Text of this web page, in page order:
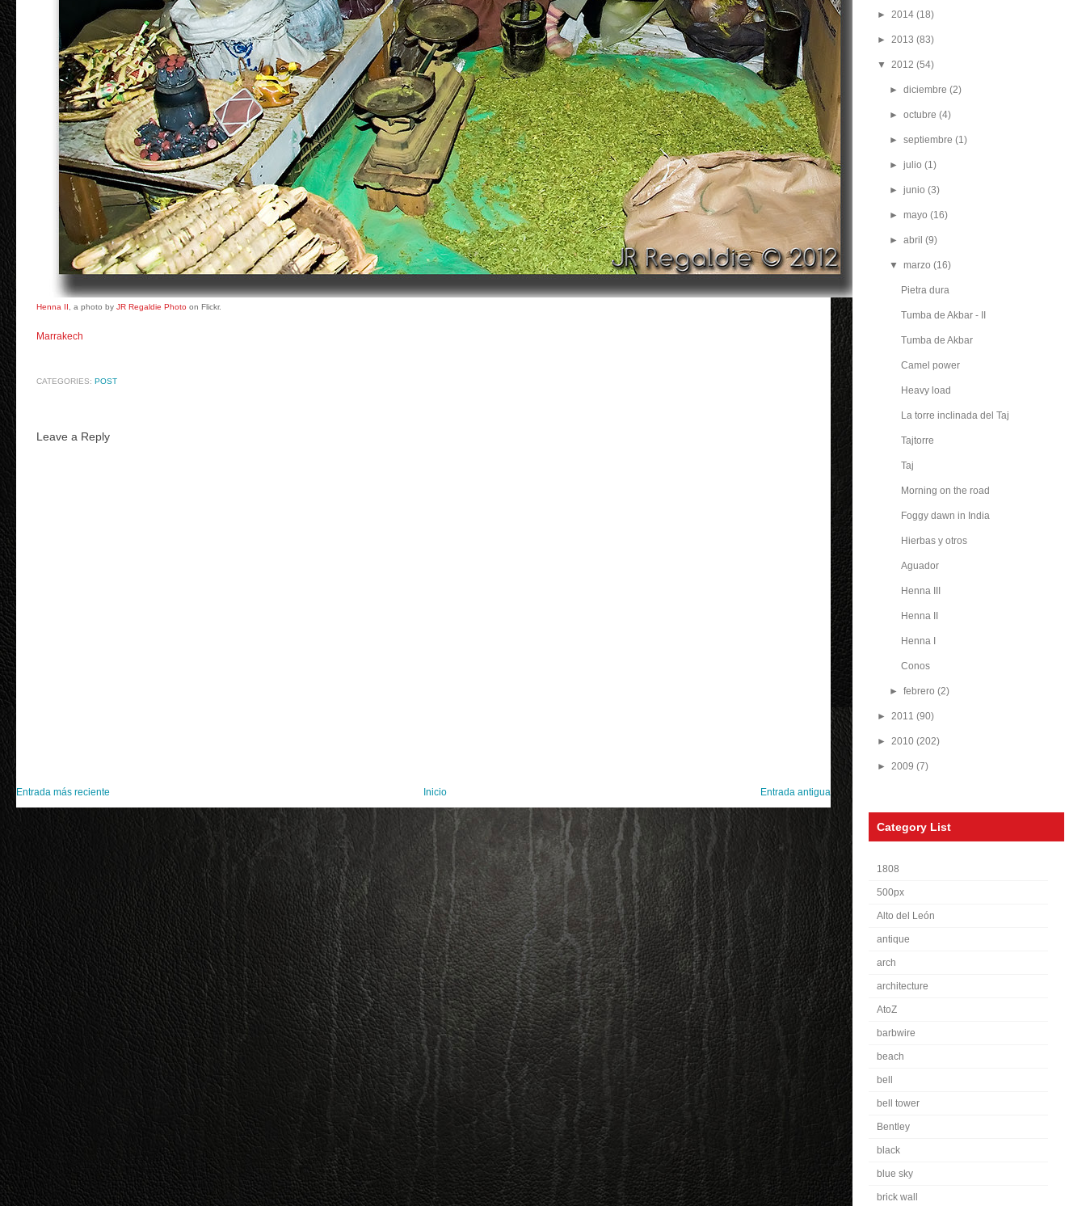
Henna II , a photo by JR Regaldie Photo on Flickr.
Marrakech
CATEGORIES: POST
Leave a Reply
Entrada más reciente Entrada antigua
Inicio
►2014(18)
►2013(83)
▼2012(54)
► diciembre (2)
► octubre (4)
► septiembre (1)
► julio (1)
► junio (3)
► mayo (16)
► abril (9)
▼ marzo (16)
Pietra dura
Tumba de Akbar - II
Tumba de Akbar
Camel power
Heavy load
La torre inclinada del Taj
Tajtorre
Taj
Morning on the road
Foggy dawn in India
Hierbas y otros
Aguador
Henna III
Henna II
Henna I
Conos
► febrero (2)
►2011(90)
►2010(202)
►2009(7)
Category List
1808
500px
Alto del León
antique
arch
architecture
AtoZ
barbwire
beach
bell
bell tower
Bentley
black
blue sky
brick wall